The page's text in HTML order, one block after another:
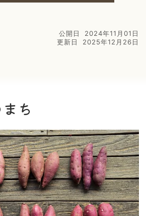
公開日
2024年11月01日
更新日
2025年12月26日
ち